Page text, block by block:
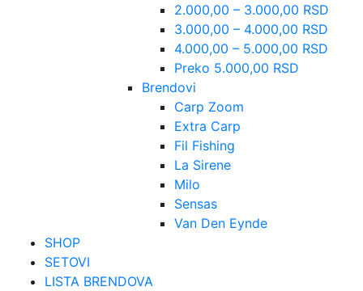
2.000,00 – 3.000,00 RSD
3.000,00 – 4.000,00 RSD
4.000,00 – 5.000,00 RSD
Preko 5.000,00 RSD
Brendovi
Carp Zoom
Extra Carp
Fil Fishing
La Sirene
Milo
Sensas
Van Den Eynde
SHOP
SETOVI
LISTA BRENDOVA